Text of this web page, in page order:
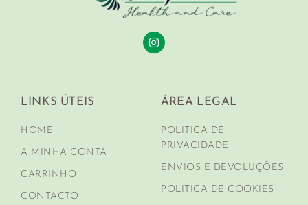
LINKS ÚTEIS
HOME
A MINHA CONTA
CARRINHO
CONTACTO
ÁREA LEGAL
POLITICA DE
PRIVACIDADE
ENVIOS E DEVOLUÇÕES
POLITICA DE COOKIES